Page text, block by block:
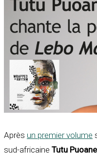
Après un premier volume
sud-africaine Tutu Puoane